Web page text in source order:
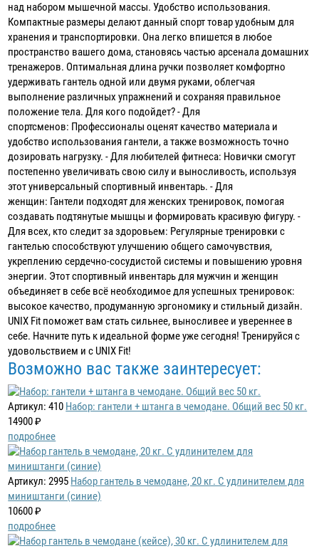
над набором мышечной массы. Удобство использования.
Компактные размеры делают данный спорт товар удобным для
хранения и транспортировки. Она легко впишется в любое
пространство вашего дома, становясь частью арсенала домашних
тренажеров. Оптимальная длина ручки позволяет комфортно
удерживать гантель одной или двумя руками, облегчая
выполнение различных упражнений и сохраняя правильное
положение тела. Для кого подойдет? - Для
спортсменов: Профессионалы оценят качество материала и
удобство использования гантели, а также возможность точно
дозировать нагрузку. - Для любителей фитнеса: Новички смогут
постепенно увеличивать свою силу и выносливость, используя
этот универсальный спортивный инвентарь. - Для
женщин: Гантели подходят для женских тренировок, помогая
создавать подтянутые мышцы и формировать красивую фигуру. -
Для всех, кто следит за здоровьем: Регулярные тренировки с
гантелью способствуют улучшению общего самочувствия,
укреплению сердечно-сосудистой системы и повышению уровня
энергии. Этот спортивный инвентарь для мужчин и женщин
объединяет в себе всё необходимое для успешных тренировок:
высокое качество, продуманную эргономику и стильный дизайн.
UNIX Fit поможет вам стать сильнее, выносливее и увереннее в
себе. Начните путь к идеальной форме уже сегодня! Тренируйся с
удовольствием и с UNIX Fit!
Возможно вас также заинтересует:
Артикул: 410 Набор: гантели + штанга в чемодане. Общий вес 50 кг.
14900 ₽
подробнее
Артикул: 2995 Набор гантель в чемодане, 20 кг. С удлинителем для
миништанги (синие)
10600 ₽
подробнее